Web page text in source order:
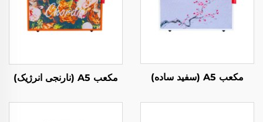
مکعب A5 (سفید ساده) مکعب A5 (نارنجی انرژیک)